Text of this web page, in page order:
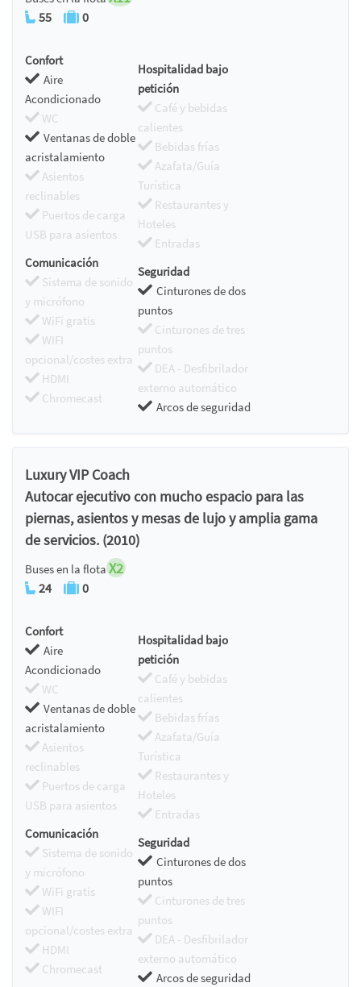
55 0
Confort
Aire
Acondicionado
WC
Ventanas de doble
acristalamiento
Asientos
reclinables
Puertos de carga
USB para asientos
Hospitalidad bajo
petición
Café y bebidas
calientes
Bebidas frías
Azafata/Guía
Turística
Restaurantes y
Hoteles
Entradas
Comunicación
Sistema de sonido
y micrófono
WiFi gratis
WIFI
opcional/costes extra
HDMI
Chromecast
Seguridad
Cinturones de dos
puntos
Cinturones de tres
puntos
DEA - Desfibrilador
externo automático
Arcos de seguridad
Luxury VIP Coach
Autocar ejecutivo con mucho espacio para las
piernas, asientos y mesas de lujo y amplia gama
de servicios. (2010)
Buses en la flota X2
24 0
Confort
Aire
Acondicionado
WC
Ventanas de doble
acristalamiento
Asientos
reclinables
Puertos de carga
USB para asientos
Hospitalidad bajo
petición
Café y bebidas
calientes
Bebidas frías
Azafata/Guía
Turística
Restaurantes y
Hoteles
Entradas
Comunicación
Sistema de sonido
y micrófono
WiFi gratis
WIFI
opcional/costes extra
HDMI
Chromecast
Seguridad
Cinturones de dos
puntos
Cinturones de tres
puntos
DEA - Desfibrilador
externo automático
Arcos de seguridad